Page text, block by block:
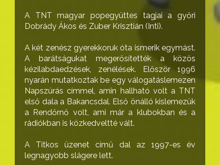
A TNT magyar popegyüttes tagjai a győri
Dobrády Ákos és Zuber Krisztián (Inti).
A két zenész gyerekkoruk óta ismerik egymást.
A barátságukat megerősítették a közös
kézilabdaedzések, zenélések. Először 1996
nyarán mutatkoztak be egy válogatáslemezen
Napszúrás címmel, amin hallható volt a TNT
első dala a Bakancsdal. Első önálló kislemezük
a Rendőrnő volt, ami már a klubokban és a
rádiókban is közkedveltté vált.
A Titkos üzenet című dal az 1997-es év
legnagyobb slágere lett.